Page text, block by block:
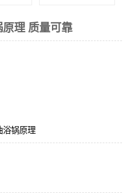
理 质量可靠
浴锅原理